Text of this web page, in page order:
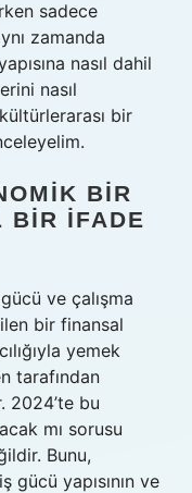
sadece
zamanda
nasıl dahil
nasıl
bir
BIR
BIR İFADE
ve çalışma
bir finansal
yemek
tarafından
2024’te bu
mı sorusu
Bunu,
gücü yapısının ve